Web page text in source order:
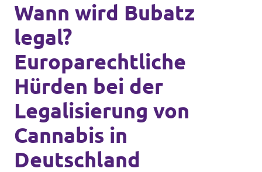
Volt in deinem Bundesland
Volt Deutschland Merchandise Shop
Programm
Über Volt
Menschen
Neuigkeiten
Wann wird Bubatz
legal?
Europarechtliche
Hürden bei der
Legalisierung von
Cannabis in
Deutschland